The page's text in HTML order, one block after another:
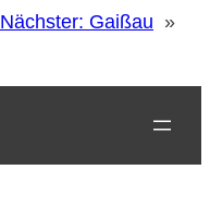
Nächster: Gaißau »